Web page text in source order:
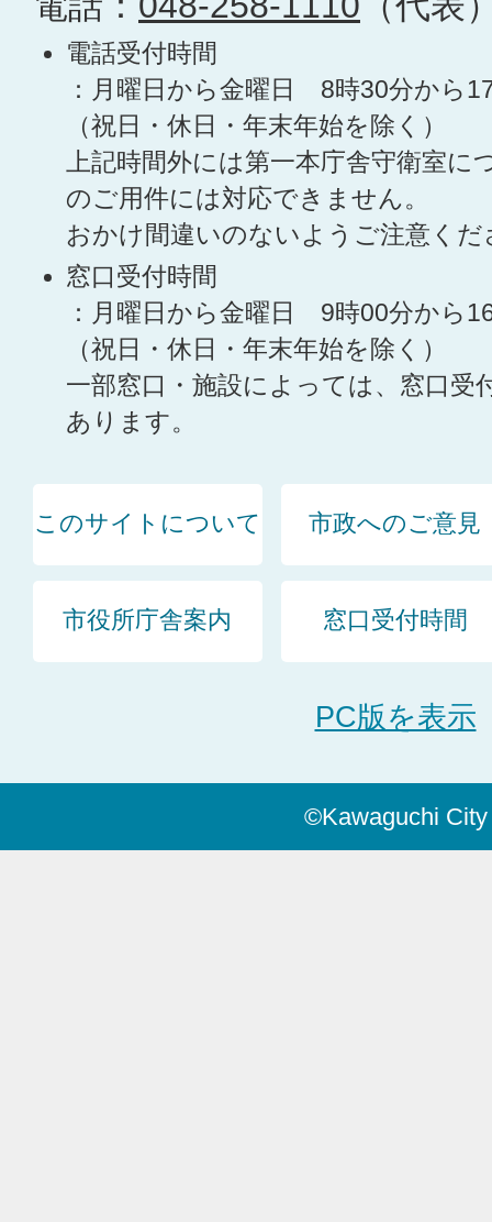
電話受付時間
：月曜日から金曜日 8時30分から
（祝日・休日・年末年始を除く）
上記時間外には第一本庁舎守衛室に
のご用件には対応できません。
おかけ間違いのないようご注意くだ
窓口受付時間
：月曜日から金曜日 9時00分から
（祝日・休日・年末年始を除く）
一部窓口・施設によっては、窓口受
あります。
このサイトについて 市政へのご意見
市役所庁舎案内 窓口受付時間
PC版を表示
©Kawaguchi City